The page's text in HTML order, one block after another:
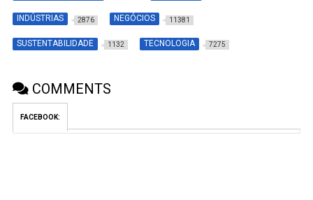
INDÚSTRIAS 2876 NEGÓCIOS 11381
SUSTENTABILIDADE 1132 TECNOLOGIA 7275
COMMENTS
FACEBOOK: